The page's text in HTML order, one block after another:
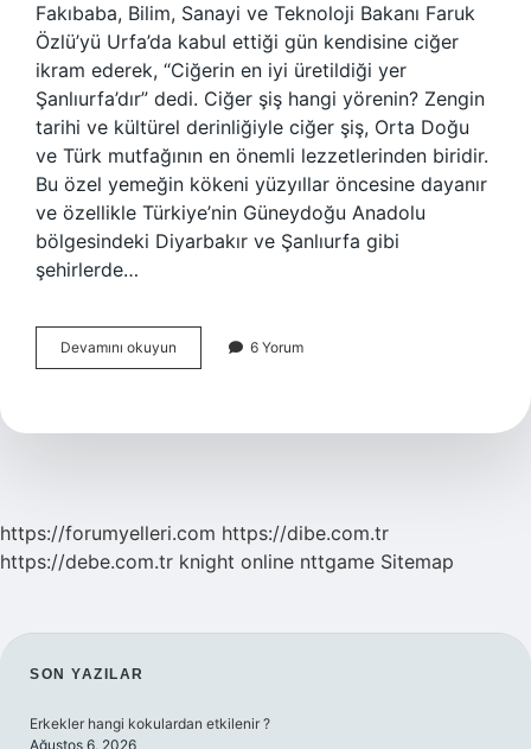
Fakıbaba, Bilim, Sanayi ve Teknoloji Bakanı Faruk
Özlü’yü Urfa’da kabul ettiği gün kendisine ciğer
ikram ederek, “Ciğerin en iyi üretildiği yer
Şanlıurfa’dır” dedi. Ciğer şiş hangi yörenin? Zengin
tarihi ve kültürel derinliğiyle ciğer şiş, Orta Doğu
ve Türk mutfağının en önemli lezzetlerinden biridir.
Bu özel yemeğin kökeni yüzyıllar öncesine dayanır
ve özellikle Türkiye’nin Güneydoğu Anadolu
bölgesindeki Diyarbakır ve Şanlıurfa gibi
şehirlerde…
Devamını okuyun
Hangi
6 Yorum
https://forumyelleri.com https://dibe.com.tr
https://debe.com.tr knight online nttgame Sitemap
SIDEBAR
SON YAZILAR
Erkekler hangi kokulardan etkilenir ?
Ağustos 6, 2026